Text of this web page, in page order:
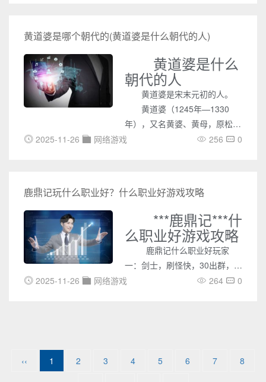
昂成为残存的黄金圣斗士。战后
按照雅典娜的吩咐，去五老峰镇
守108颗魔星。那么童虎一身本
事师从何处？师门有多强呢？
黄道婆是哪个朝代的(黄道婆是什么朝代的人)
黄道婆是什么
朝代的人
黄道婆是宋末元初的人。
黄道婆（1245年—1330
年），又名黄婆、黄母，原松江
府乌泥泾（今属上海市）人，宋
年，向黎族妇女学习棉纺织技艺
并有改进，总结出“错纱、配
色、综线、挈花”的织造技术。
256 0
2025-11-26 网络游戏
鹿鼎记玩什么职业好？什么职业好游戏攻略
***鹿鼎记***什
么职业好游戏攻略
鹿鼎记什么职业好玩家
一：剑士，刷怪快，30出群，单
刷无限爽，当然组队更好。血
264 0
2025-11-26 网络游戏
‹‹ 1 2 3 4 5 6 7
8